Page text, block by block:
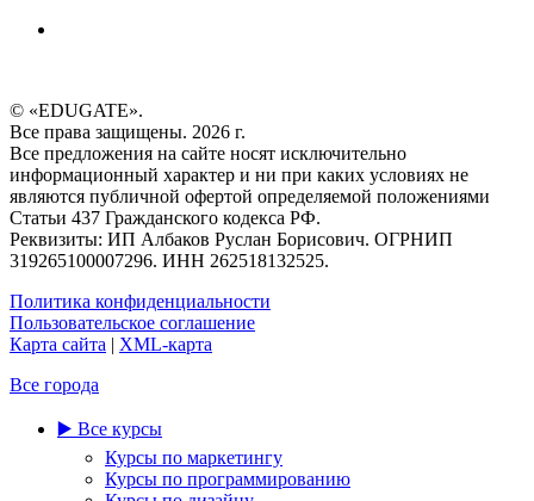
© «EDUGATE».
Все права защищены. 2026 г.
Все предложения на сайте носят исключительно
информационный характер и ни при каких условиях не
являются публичной офертой определяемой положениями
Статьи 437 Гражданского кодекса РФ.
Реквизиты: ИП Албаков Руслан Борисович. ОГРНИП
319265100007296. ИНН 262518132525.
Политика конфиденциальности
Пользовательское соглашение
Карта сайта | XML-карта
Все города
▶️ Все курсы
Курсы по маркетингу
Курсы по программированию